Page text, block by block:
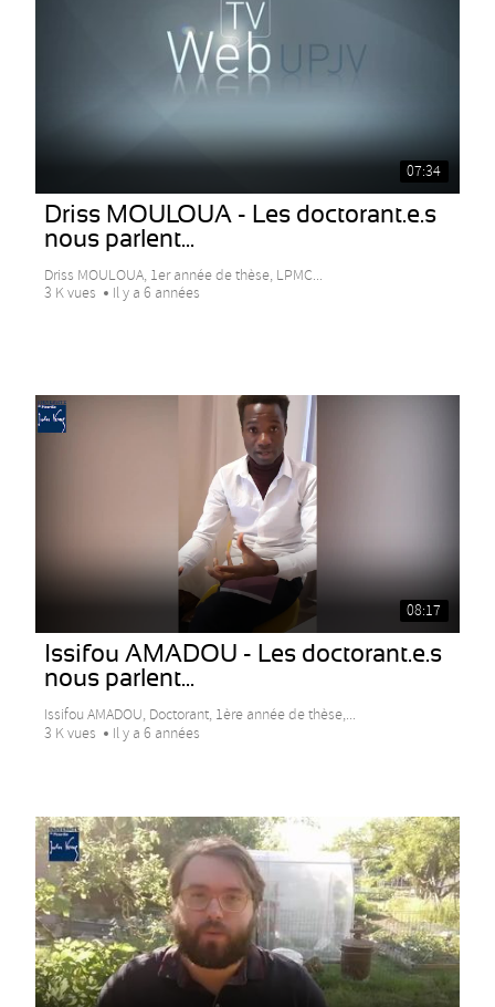
07:34
Driss MOULOUA - Les doctorant.e.s
nous parlent...
Driss MOULOUA, 1er année de thèse, LPMC...
3 K vues
Il y a 6 années
08:17
Issifou AMADOU - Les doctorant.e.s
nous parlent...
Issifou AMADOU, Doctorant, 1ère année de thèse,...
3 K vues
Il y a 6 années